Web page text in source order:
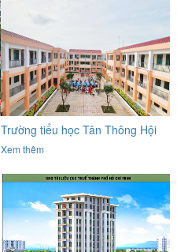
Trường tiểu học Tân Thông Hội
Xem thêm